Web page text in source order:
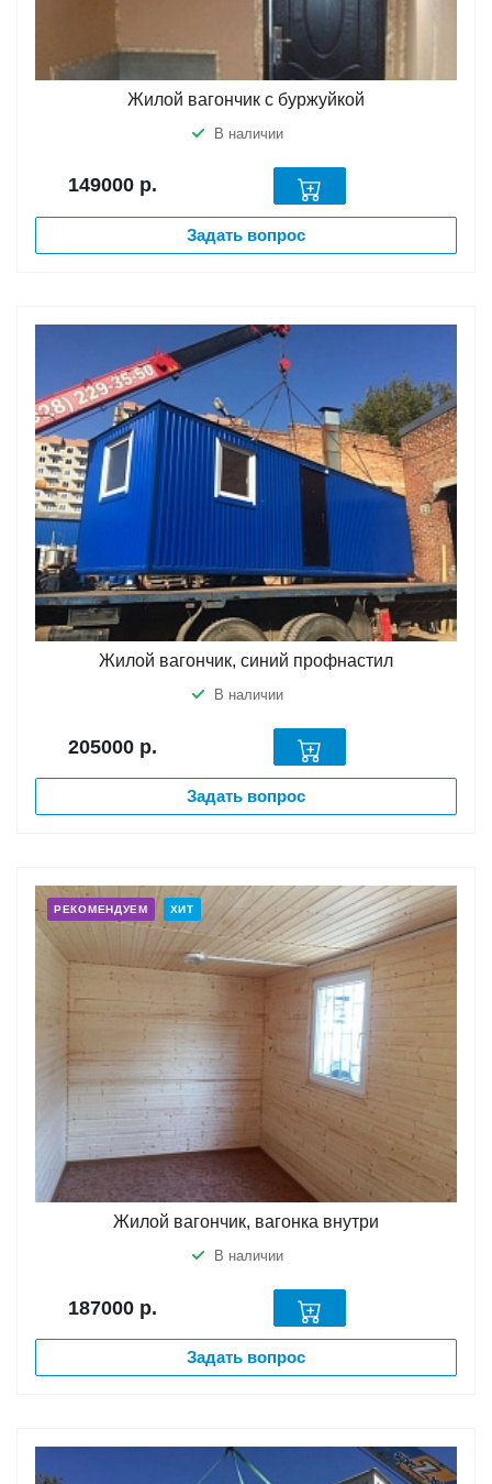
Жилой вагончик с буржуйкой
В наличии
149000 р.
Задать вопрос
Жилой вагончик, синий профнастил
В наличии
205000 р.
Задать вопрос
РЕКОМЕНДУЕМ ХИТ
Жилой вагончик, вагонка внутри
В наличии
187000 р.
Задать вопрос